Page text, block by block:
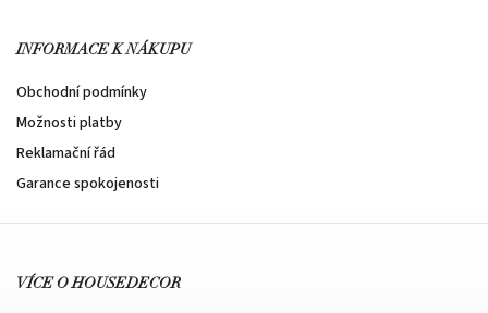
INFORMACE K NÁKUPU
Obchodní podmínky
Možnosti platby
Reklamační řád
Garance spokojenosti
VÍCE O HOUSEDECOR